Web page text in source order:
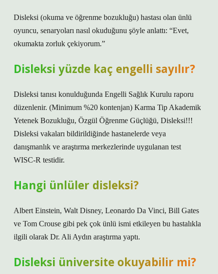
Disleksi (okuma ve öğrenme bozukluğu) hastası olan ünlü
oyuncu, senaryoları nasıl okuduğunu şöyle anlattı: “Evet,
okumakta zorluk çekiyorum.”
Disleksi yüzde kaç engelli sayılır?
Disleksi tanısı konulduğunda Engelli Sağlık Kurulu raporu
düzenlenir. (Minimum %20 kontenjan) Karma Tip Akademik
Yetenek Bozukluğu, Özgül Öğrenme Güçlüğü, Disleksi!!!
Disleksi vakaları bildirildiğinde hastanelerde veya
danışmanlık ve araştırma merkezlerinde uygulanan test
WISC-R testidir.
Hangi ünlüler disleksi?
Albert Einstein, Walt Disney, Leonardo Da Vinci, Bill Gates
ve Tom Crouse gibi pek çok ünlü ismi etkileyen bu hastalıkla
ilgili olarak Dr. Ali Aydın araştırma yaptı.
Disleksi üniversite okuyabilir mi?